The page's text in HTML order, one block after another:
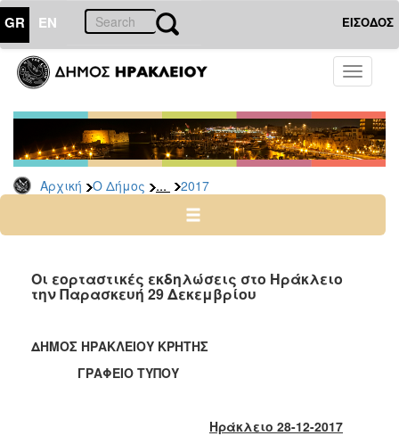
GR EN ΕΙΣΟΔΟΣ
Toggle
Αρχική Ο Δήμος ... 2017
ΔΗΜΟΣ
Δελτία
Τύπου
Αρχείο
2026
2024
2022
2020
2019
Οι εορταστικές εκδηλώσεις στο Ηράκλειο
την Παρασκευή 29 Δεκεμβρίου
ΔΗΜΟΣ ΗΡΑΚΛΕΙΟΥ ΚΡΗΤΗΣ
ΓΡΑΦΕΙΟ ΤΥΠΟΥ
Ηράκλειο 28-12-2017